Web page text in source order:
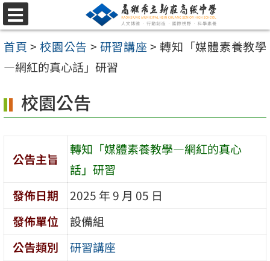
跳
至
主
要
容
區
選
單
首頁 > 校園公告 > 研習講座 > 轉知「媒體素養教學
—網紅的真心話」研習
校園公告
公告主旨
轉知「媒體素養教學—網紅的真心
話」研習
發佈日期
2025 年 9 月 05 日
發佈單位
設備組
公告類別
研習講座